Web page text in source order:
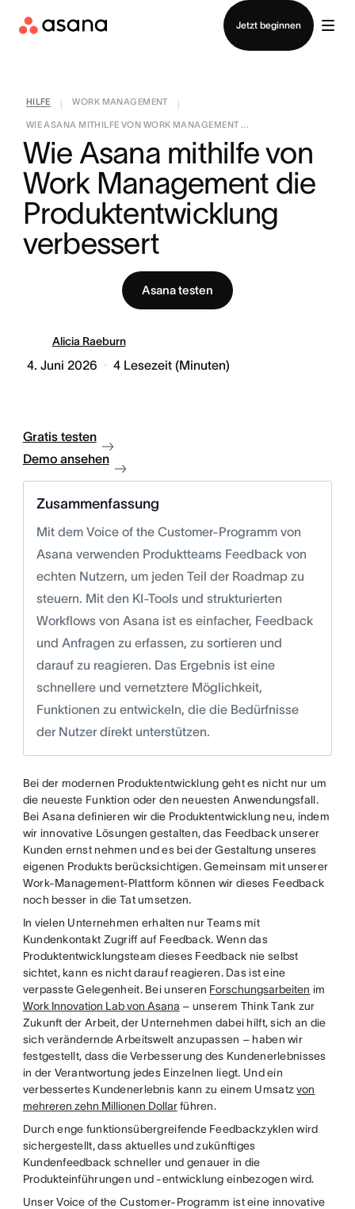
Jetzt beginnen
Vertrieb kontaktieren
HILFE WORK MANAGEMENT
WIE ASANA MITHILFE VON WORK MANAGEMENT ...
Wie Asana mithilfe von
Work Management die
Produktentwicklung
verbessert
Asana testen
Alicia Raeburn
4. Juni 2026 4 Lesezeit (Minuten)
Gratis testen
Demo ansehen
Zusammenfassung
Mit dem Voice of the Customer-Programm von
Asana verwenden Produktteams Feedback von
echten Nutzern, um jeden Teil der Roadmap zu
steuern. Mit den KI-Tools und strukturierten
Workflows von Asana ist es einfacher, Feedback
und Anfragen zu erfassen, zu sortieren und
darauf zu reagieren. Das Ergebnis ist eine
schnellere und vernetztere Möglichkeit,
Funktionen zu entwickeln, die die Bedürfnisse
der Nutzer direkt unterstützen.
Bei der modernen Produktentwicklung geht es nicht nur um
die neueste Funktion oder den neuesten Anwendungsfall.
Bei Asana definieren wir die Produktentwicklung neu, indem
wir innovative Lösungen gestalten, das Feedback unserer
Kunden ernst nehmen und es bei der Gestaltung unseres
eigenen Produkts berücksichtigen. Gemeinsam mit unserer
Work-Management-Plattform können wir dieses Feedback
noch besser in die Tat umsetzen.
In vielen Unternehmen erhalten nur Teams mit
Kundenkontakt Zugriff auf Feedback. Wenn das
Produktentwicklungsteam dieses Feedback nie selbst
sichtet, kann es nicht darauf reagieren. Das ist eine
verpasste Gelegenheit. Bei unseren Forschungsarbeiten im
Work Innovation Lab von Asana – unserem Think Tank zur
Zukunft der Arbeit, der Unternehmen dabei hilft, sich an die
sich verändernde Arbeitswelt anzupassen – haben wir
festgestellt, dass die Verbesserung des Kundenerlebnisses
in der Verantwortung jedes Einzelnen liegt. Und ein
verbessertes Kundenerlebnis kann zu einem Umsatzvon
mehreren zehn Millionen Dollarführen.
Durch enge funktionsübergreifende Feedbackzyklen wird
sichergestellt, dass aktuelles und zukünftiges
Kundenfeedback schneller und genauer in die
Produkteinführungen und -entwicklung einbezogen wird.
Unser Voice of the Customer-Programm ist eine innovative